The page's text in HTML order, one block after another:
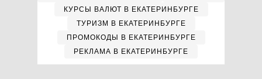
КУРСЫ ВАЛЮТ В ЕКАТЕРИНБУРГЕ
ТУРИЗМ В ЕКАТЕРИНБУРГЕ
ПРОМОКОДЫ В ЕКАТЕРИНБУРГЕ
РЕКЛАМА В ЕКАТЕРИНБУРГЕ